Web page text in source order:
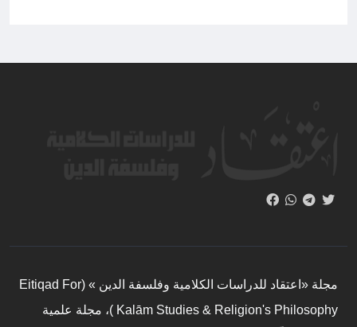
مجلة «اعتقاد للدراسات الكلامية وفلسفة الدين » (Eitiqad For
Kalām Studies & Religion's Philosophy )، مجلة علمية